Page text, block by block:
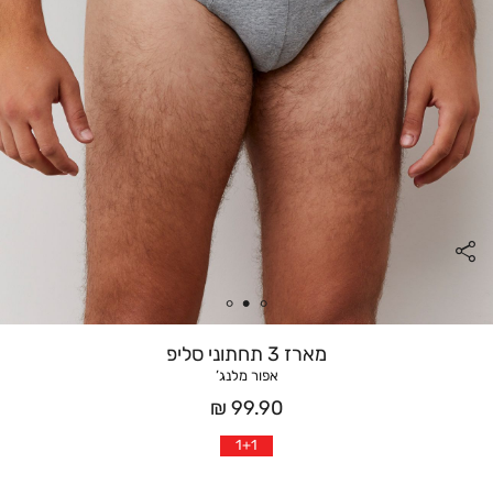
מארז 3 תחתוני סליפ
אפור מלנג’
מחיר
אחרי
הנחה
99.90 ₪
1+1